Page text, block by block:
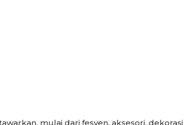
mulai dari fesyen, aksesori,